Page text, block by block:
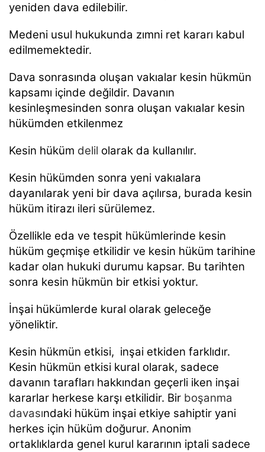
yeniden dava edilebilir.
Medeni usul hukukunda zımni ret kararı kabul
edilmemektedir.
Dava sonrasında oluşan vakıalar kesin hükmün
kapsamı içinde değildir. Davanın
kesinleşmesinden sonra oluşan vakıalar kesin
hükümden etkilenmez
Kesin hüküm delil olarak da kullanılır.
Kesin hükümden sonra yeni vakıalara
dayanılarak yeni bir dava açılırsa, burada kesin
hüküm itirazı ileri sürülemez.
Özellikle eda ve tespit hükümlerinde kesin
hüküm geçmişe etkilidir ve kesin hüküm tarihine
kadar olan hukuki durumu kapsar. Bu tarihten
sonra kesin hükmün bir etkisi yoktur.
İnşai hükümlerde kural olarak geleceğe
yöneliktir.
Kesin hükmün etkisi, inşai etkiden farklıdır.
Kesin hükmün etkisi kural olarak, sadece
davanın tarafları hakkından geçerli iken inşai
kararlar herkese karşı etkilidir. Bir boşanma
davasındaki hüküm inşai etkiye sahiptir yani
herkes için hüküm doğurur. Anonim
ortaklıklarda genel kurul kararının iptali sadece